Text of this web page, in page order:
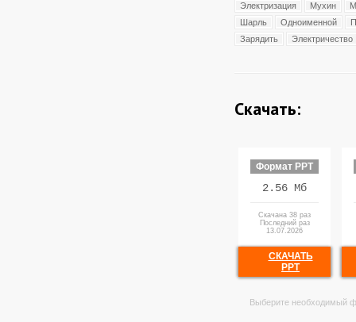
Электризация
Мухин
Шарль
Одноименной
Зарядить
Электричество
Скачать:
Формат PPT
2.56 Мб
Скачана 38 раз
Последний раз
13.07.2026
СКАЧАТЬ
PPT
Выберите необходимый